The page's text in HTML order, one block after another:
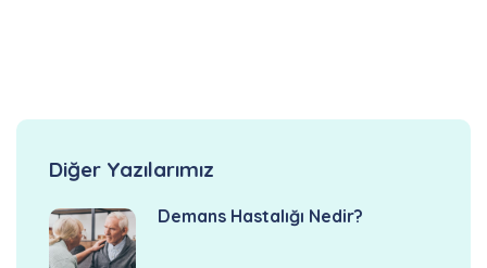
Diğer Yazılarımız
Demans Hastalığı Nedir?